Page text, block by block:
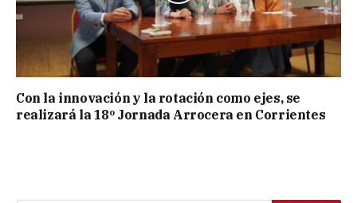
Con la innovación y la rotación como ejes, se
realizará la 18º Jornada Arrocera en Corrientes